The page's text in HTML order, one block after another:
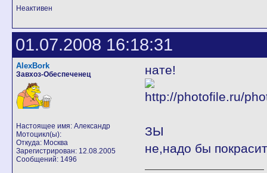
Неактивен
01.07.2008 16:18:31
AlexBork
Завхоз-Обеспеченец
Настоящее имя: Александр
Мотоцикл(ы):
Откуда: Москва
Зарегистрирован: 12.08.2005
Сообщений: 1496
нате!
ЗЫ
не,надо бы